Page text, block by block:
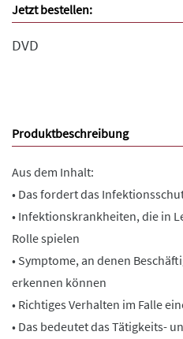
Jetzt bestellen:
DVD
Produktbeschreibung
Aus dem Inhalt:
• Das fordert das
• Infektionskrankheiten, die in
Rolle spielen
• Symptome, an denen
erkennen können
• Richtiges Verhalten im Falle
• Das bedeutet das Tätigkeits-